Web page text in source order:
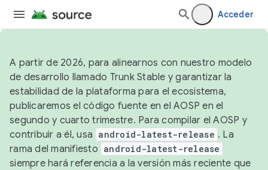
Acceder
A partir de 2026, para alinearnos con nuestro modelo
de desarrollo llamado Trunk Stable y garantizar la
estabilidad de la plataforma para el ecosistema,
publicaremos el código fuente en el AOSP en el
segundo y cuarto trimestre. Para compilar el AOSP y
contribuir a él, usa android-latest-release . La
rama del manifiesto android-latest-release
siempre hará referencia a la versión más reciente que